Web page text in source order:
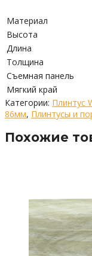
Материал
Высота
Длина
Толщина
Съемная панель
Мягкий край
Категории: Плинтус
86мм, Плинтусы и
Похожие